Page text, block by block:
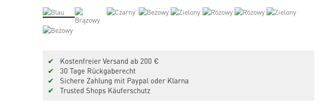
✔
Kostenfreier Versand ab 200 €
✔
30 Tage Rückgaberecht
✔
Sichere Zahlung mit Paypal oder Klarna
✔
Trusted Shops Käuferschutz